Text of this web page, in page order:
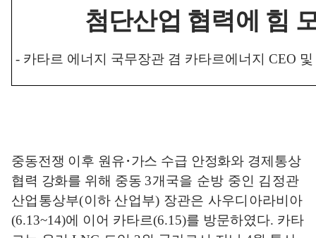
첨단산업 협력에 힘
- 카타르 에너지 국무장관 겸 카타르에너지CEO
중동전쟁 이후 원유･가스 수급 안정화와 경제통상
협력 강화를 위해 중동 3개국을 순방 중인 김정관
산업통상부(이하 산업부) 장관은 사우디아라비아
(6.13~14)에 이어 카타르(6.15)를 방문하였다. 카타